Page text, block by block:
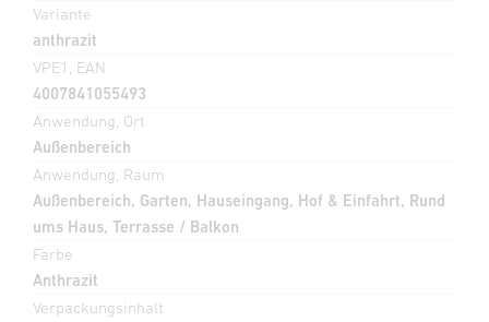
Variante
anthrazit
VPE1, EAN
4007841055493
Anwendung, Ort
Außenbereich
Anwendung, Raum
Außenbereich, Garten, Hauseingang, Hof & Einfahrt, Rund
ums Haus, Terrasse / Balkon
Farbe
Anthrazit
Verpackungsinhalt